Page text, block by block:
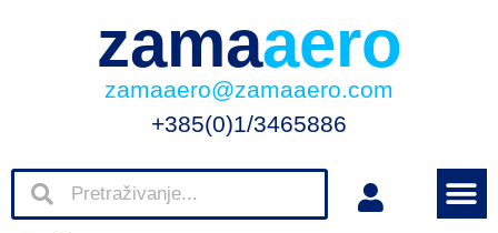
zamaaero
zamaaero@zamaaero.com
+385(0)1/3465886